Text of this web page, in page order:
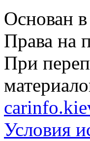
Основан
Права на
При
Условия